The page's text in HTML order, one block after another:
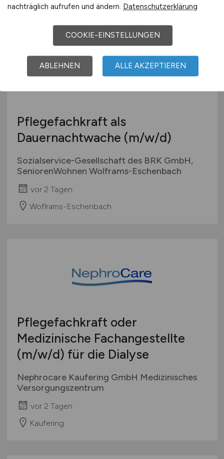
Nürnberg
Pflegefachkraft als
Dauernachtwache (m/w/d)
Sozialservice-Gesellschaft des BRK GmbH,
SeniorenWohnen Wolframs-Eschenbach
vor 2 Tagen
Woflrams-Eschenbach
Pflegefachkraft oder
Medizinische Fachangestellte
(m/w/d) für die Dialyse
Nephrocare Kaufering GmbH Medizinisches
Versorgungszentrum
vor 2 Tagen
Kaufering
nachträglich aufrufen und ändern. Datenschutzerklärung
COOKIE-EINSTELLUNGEN
ABLEHNEN ALLE AKZEPTIEREN